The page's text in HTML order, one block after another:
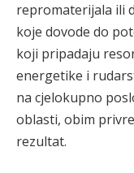
repromaterijala ili
koje dovode do
koji pripadaju
energetike i
na cjelokupno
oblasti, obim
rezultat.